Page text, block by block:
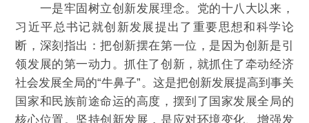
一是牢固树立创新发展理念。党的十八大以来，
习近平总书记就创新发展提出了重要思想和科学论
断，深刻指出：把创新摆在第一位，是因为创新是引
领发展的第一动力。抓住了创新，就抓住了牵动经济
社会发展全局的“牛鼻子”。这是把创新发展提高到事关
国家和民族前途命运的高度，摆到了国家发展全局的
核心位置。坚持创新发展，是应对环境变化、增强发